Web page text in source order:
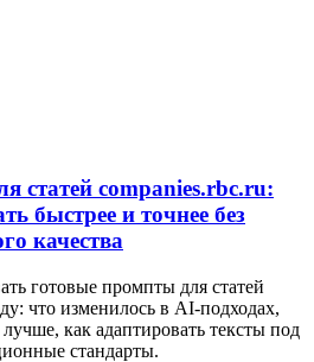
статей companies.rbc.ru:
быстрее и точнее без
качества
готовые промпты для статей
что изменилось в AI-подходах,
как адаптировать тексты под
стандарты.